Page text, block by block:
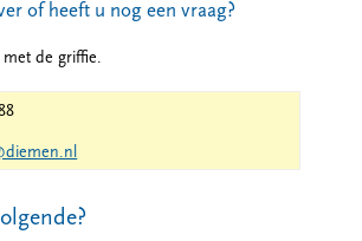
of heeft u nog een vraag?
de griffie.